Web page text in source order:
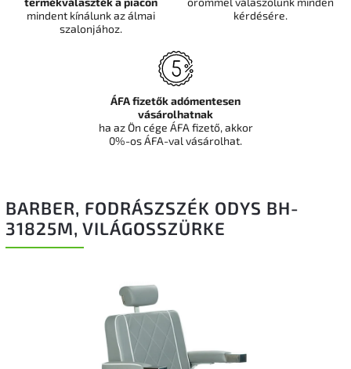
BARBER, FODRÁSZSZÉK ODYS BH-
31825M, VILÁGOSSZÜRKE
mindent kínálunk az álmai
szalonjához.
kérdésére.
ÁFA fizetők adómentesen
vásárolhatnak
ha az Ön cége ÁFA fizető, akkor
0%-os ÁFA-val vásárolhat.